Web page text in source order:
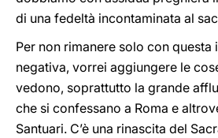
di una fedeltà incontaminata al
Per non rimanere solo con questa
negativa, vorrei aggiungere le
vedono, soprattutto la grande
che si confessano a Roma e
Santuari. C’è una rinascita del